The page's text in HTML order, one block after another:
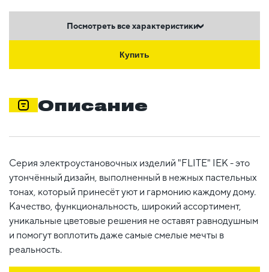
Посмотреть все характеристики
Купить
Описание
Серия электроустановочных изделий "FLITE" IEK - это
утончённый дизайн, выполненный в нежных пастельных
тонах, который принесёт уют и гармонию каждому дому.
Качество, функциональность, широкий ассортимент,
уникальные цветовые решения не оставят равнодушным
и помогут воплотить даже самые смелые мечты в
реальность.